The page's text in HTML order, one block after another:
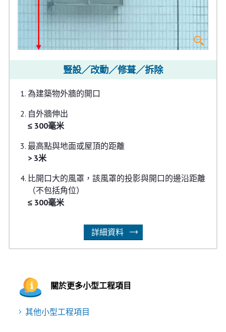
豎設／改動／修葺／拆除
為建築物外牆的開口
自外牆伸出
≤ 300毫米
最高點與地面或屋頂的距離
> 3米
比開口大的風罩，該風罩的投影與開口的邊沿距離
（不包括角位）
≤ 300毫米
詳細資料
關於更多小型工程項目
其他小型工程項目